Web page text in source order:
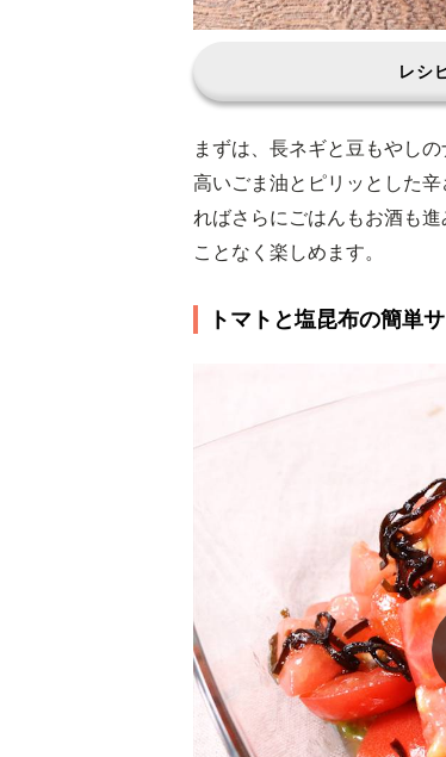
レシ
まずは、長ネギと豆もやし
高いごま油とピリッとした
ればさらにごはんもお酒も
ことなく楽しめます。
トマトと塩昆布の簡単